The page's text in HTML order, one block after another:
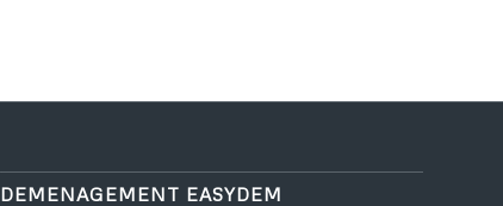
DEMENAGEMENT EASYDEM